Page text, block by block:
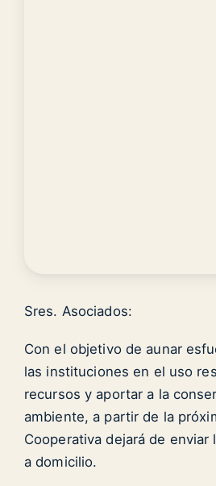
Sres. Asociados:
Con el objetivo de aunar
las instituciones en el uso
recursos y aportar a la
ambiente, a partir de la
Cooperativa dejará de enviar
a domicilio.